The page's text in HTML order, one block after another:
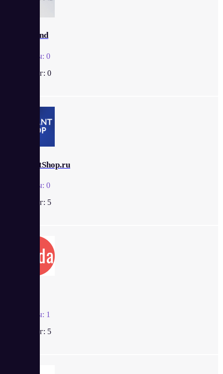
Hostland
Отзывы: 0
Рейтинг: 0
AdvantShop.ru
Отзывы: 0
Рейтинг: 5
Отзывы: 1
Рейтинг: 5